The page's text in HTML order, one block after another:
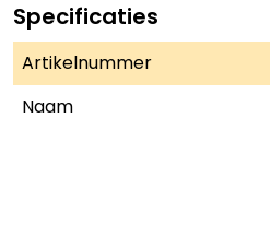
Specificaties
Artikelnummer
Naam